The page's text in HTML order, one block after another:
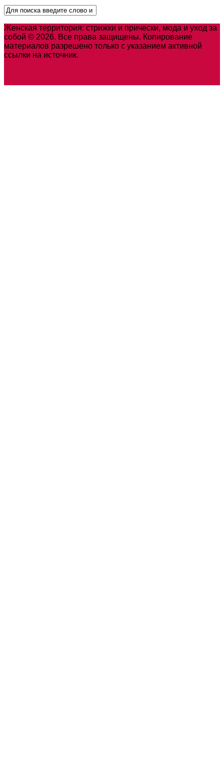
Женская территория: стрижки и прически, мода и уход за
собой © 2026. Все права защищены. Копирование
материалов разрешено только с указанием активной
ссылки на источник.